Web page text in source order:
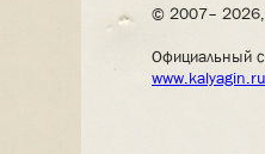
© 2007– 2026,
Официальный
www.kalyagin.ru